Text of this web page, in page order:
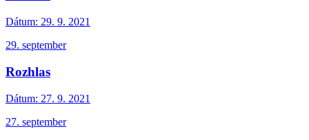
Dátum: 29. 9. 2021
29. september
Rozhlas
Dátum: 27. 9. 2021
27. september